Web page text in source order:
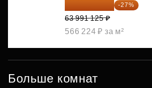
46 713 521 ₽ -27%
63 991 125 ₽
566 224 ₽ за м²
Больше комнат